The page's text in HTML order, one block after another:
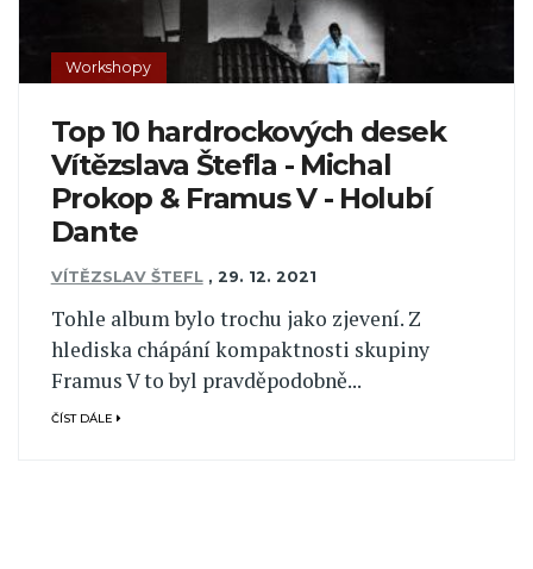
Workshopy
Top 10 hardrockových desek
Vítězslava Štefla - Michal
Prokop & Framus V - Holubí
Dante
VÍTĚZSLAV ŠTEFL , 29. 12. 2021
Tohle album bylo trochu jako zjevení. Z
hlediska chápání kompaktnosti skupiny
Framus V to byl pravděpodobně...
ČÍST DÁLE